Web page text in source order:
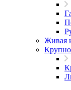
Живая